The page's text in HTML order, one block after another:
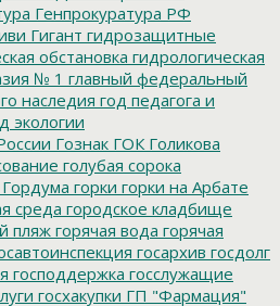
Генпрокуратура РФ
Гигант гидрозащитные
обстановка гидрологическая
№ 1 главный федеральный
наследия год педагога и
экологии
Гознак ГОК Голикова
голубая сорока
Гордума горки горки на Арбате
среда городское кладбище
пляж горячая вода горячая
госархив госдолг
господдержка госслужащие
госхакупки ГП "Фармация"